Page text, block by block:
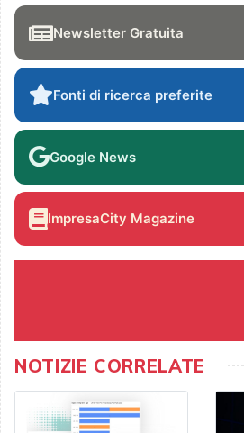
Newsletter Gratuita
Fonti di ricerca preferite
Google News
ImpresaCity Magazine
NOTIZIE CORRELATE